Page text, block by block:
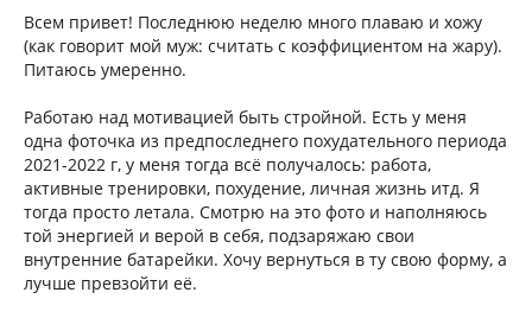
Всем привет! Последнюю неделю много плаваю и хожу
(как говорит мой муж: считать с коэффициентом на жару).
Питаюсь умеренно.
Работаю над мотивацией быть стройной. Есть у меня
одна фоточка из предпоследнего похудательного периода
2021-2022 г, у меня тогда всё получалось: работа,
активные тренировки, похудение, личная жизнь итд. Я
тогда просто летала. Смотрю на это фото и наполняюсь
той энергией и верой в себя, подзаряжаю свои
внутренние батарейки. Хочу вернуться в ту свою форму, а
лучше превзойти её.